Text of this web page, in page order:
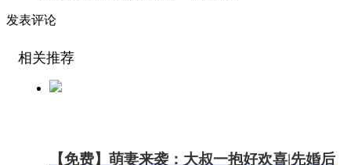
发表评论
相关推荐
【免费】萌妻来袭：大叔一抱好欢喜|先婚后